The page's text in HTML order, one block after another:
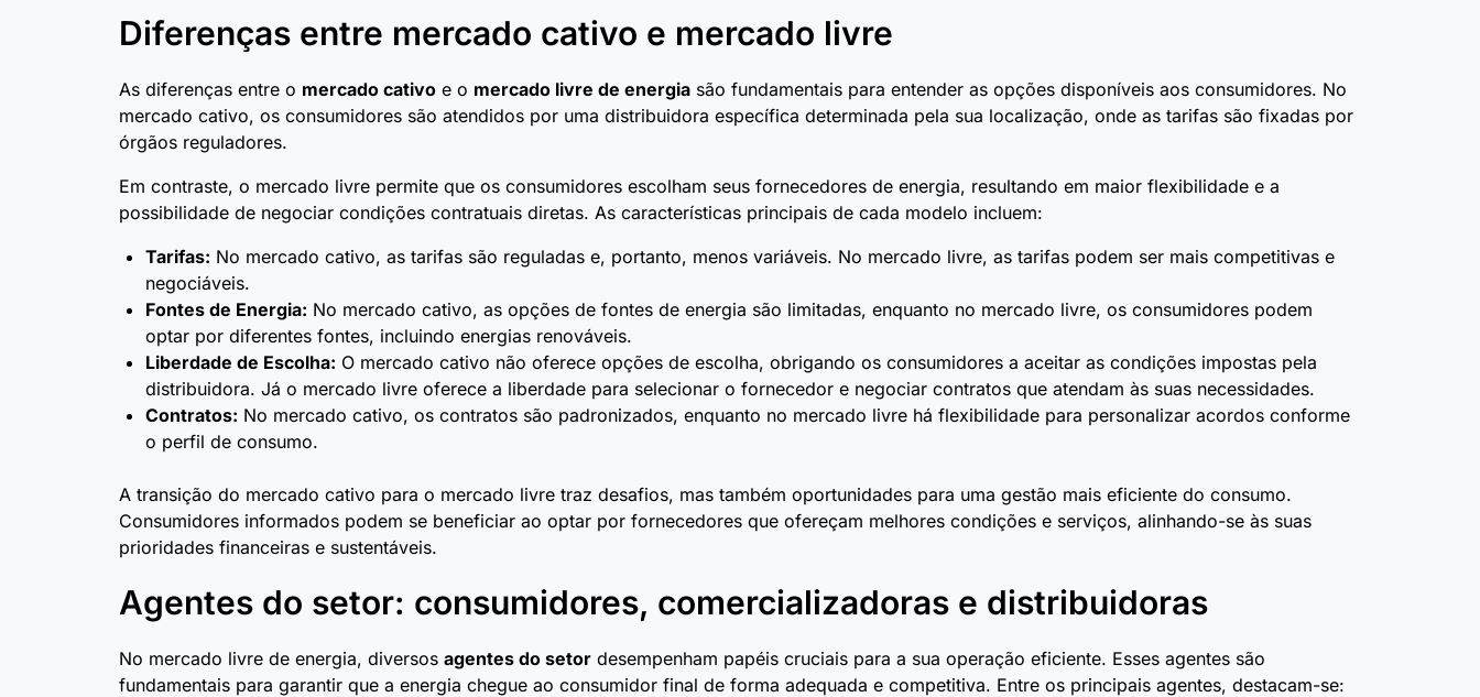
Diferenças entre mercado cativo e mercado livre
As diferenças entre o mercado cativoe o mercado livre de energiasão fundamentais para entender as opções disponíveis aos consumidores. No
mercado cativo, os consumidores são atendidos por uma distribuidora específica determinada pela sua localização, onde as tarifas são fixadas por
órgãos reguladores.
Em contraste, o mercado livre permite que os consumidores escolham seus fornecedores de energia, resultando em maior flexibilidade e a
possibilidade de negociar condições contratuais diretas. As características principais de cada modelo incluem:
Tarifas: No mercado cativo, as tarifas são reguladas e, portanto, menos variáveis. No mercado livre, as tarifas podem ser mais competitivas e
negociáveis.
Fontes de Energia: No mercado cativo, as opções de fontes de energia são limitadas, enquanto no mercado livre, os consumidores podem
optar por diferentes fontes, incluindo energias renováveis.
Liberdade de Escolha: O mercado cativo não oferece opções de escolha, obrigando os consumidores a aceitar as condições impostas pela
distribuidora. Já o mercado livre oferece a liberdade para selecionar o fornecedor e negociar contratos que atendam às suas necessidades.
Contratos: No mercado cativo, os contratos são padronizados, enquanto no mercado livre há flexibilidade para personalizar acordos conforme
o perfil de consumo.
A transição do mercado cativo para o mercado livre traz desafios, mas também oportunidades para uma gestão mais eficiente do consumo.
Consumidores informados podem se beneficiar ao optar por fornecedores que ofereçam melhores condições e serviços, alinhando-se às suas
prioridades financeiras e sustentáveis.
Agentes do setor: consumidores, comercializadoras e distribuidoras
No mercado livre de energia, diversos agentes do setordesempenham papéis cruciais para a sua operação eficiente. Esses agentes são
fundamentais para garantir que a energia chegue ao consumidor final de forma adequada e competitiva. Entre os principais agentes, destacam-se: